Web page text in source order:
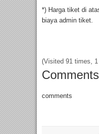
*) Harga tiket di
biaya admin tiket.
(Visited 91 times,
Comments
comments